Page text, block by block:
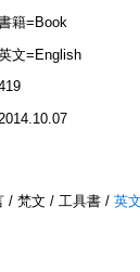
籍=Book
文=English
/ 梵文 / 工具書 / 英